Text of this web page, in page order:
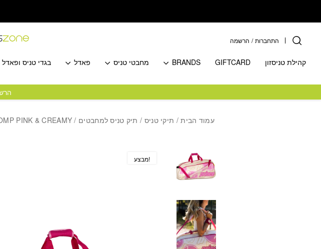
התחברות / הרשמה
קהילת טניסזון GIFTCARD
BRANDS מחבטי טניס פאדל בגדי טניס ופאדל
עמוד הבית/ תיקי טניס / תיק טניס למחבטים / PRINCE SMILEY COM 1 COMP PINK & CREAMY תיק טניס פרינס X סמיילי
מבצע!